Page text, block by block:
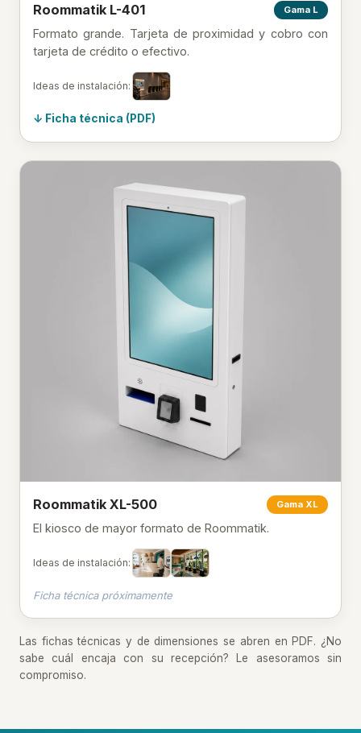
Roommatik L-401 Gama L
Formato grande. Tarjeta de proximidad y cobro con
tarjeta de crédito o efectivo.
Ideas de instalación:
Ficha técnica (PDF)
Roommatik XL-500 Gama XL
El kiosco de mayor formato de Roommatik.
Ideas de instalación:
Ficha técnica próximamente
Las fichas técnicas y de dimensiones se abren en PDF. ¿No
sabe cuál encaja con su recepción? Le asesoramos sin
compromiso.